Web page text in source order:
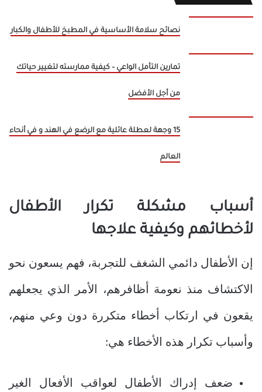
نصائح سلامة الأساسية في المطبخ للأطفال والكبار
تمارين التأمل الواعي – كيفية ممارسته لتغيير حياتك
من أجل الأفضل
15 وجهة لعطلة عائلية مع الرضع في الهند و في أنحاء
العالم
أسباب مشكلة تكرار الأطفال
لأخطائهم وكيفية علاجها
إن الأطفال دائمي الشغف للتجربة، فهم يسعون نحو
الاكتشاف منذ نعومة أظافرهم، الأمر الذي يجعلهم
يقعون في ارتكاب أخطاء متكررة دون وعي منهم،
وأسباب تكرار هذه الأخطاء هي:
ضعف إدراك الأطفال لعواقب الأفعال الغير